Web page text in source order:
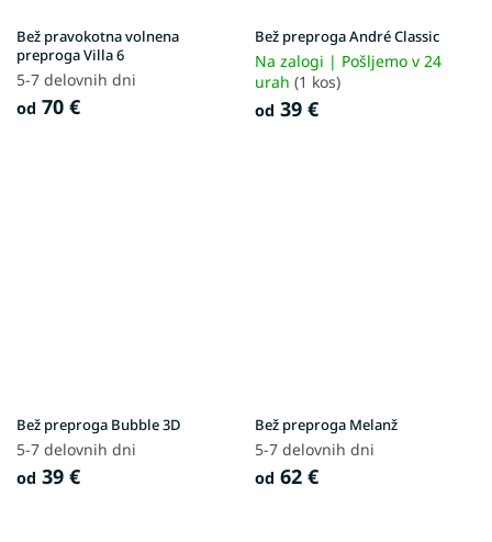
Bež pravokotna volnena
preproga Villa 6
5-7 delovnih dni
od 70 €
Bež preproga André Classic
Na zalogi | Pošljemo v 24
urah (1 kos)
od 39 €
Bež preproga Bubble 3D
5-7 delovnih dni
od 39 €
Bež preproga Melanž
5-7 delovnih dni
od 62 €